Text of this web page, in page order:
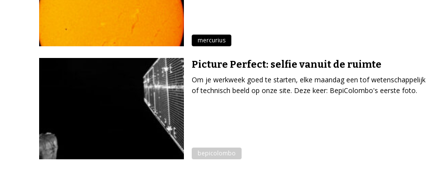
mercurius
Picture Perfect: selfie vanuit de ruimte
Om je werkweek goed te starten, elke maandag een tof wetenschappelijk
of technisch beeld op onze site. Deze keer: BepiColombo's eerste foto.
bepicolombo